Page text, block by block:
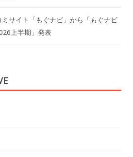
サイト「もぐナビ」から「もぐナビ
上半期」発表